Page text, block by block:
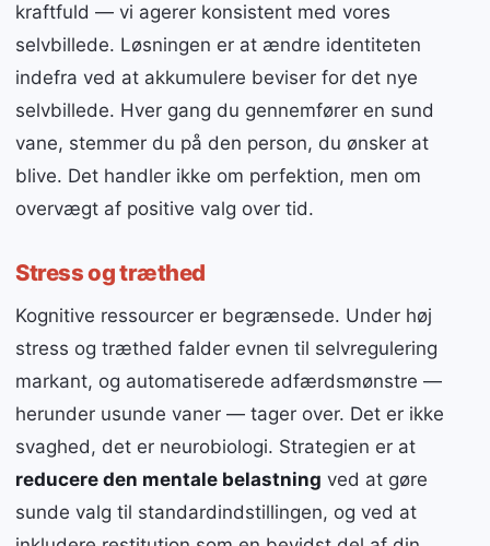
kraftfuld — vi agerer konsistent med vores
selvbillede. Løsningen er at ændre identiteten
indefra ved at akkumulere beviser for det nye
selvbillede. Hver gang du gennemfører en sund
vane, stemmer du på den person, du ønsker at
blive. Det handler ikke om perfektion, men om
overvægt af positive valg over tid.
Stress og træthed
Kognitive ressourcer er begrænsede. Under høj
stress og træthed falder evnen til selvregulering
markant, og automatiserede adfærdsmønstre —
herunder usunde vaner — tager over. Det er ikke
svaghed, det er neurobiologi. Strategien er at
reducere den mentale belastning ved at gøre
sunde valg til standardindstillingen, og ved at